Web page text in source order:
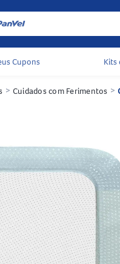
Cupons Kits
> Cuidados com Ferimentos >